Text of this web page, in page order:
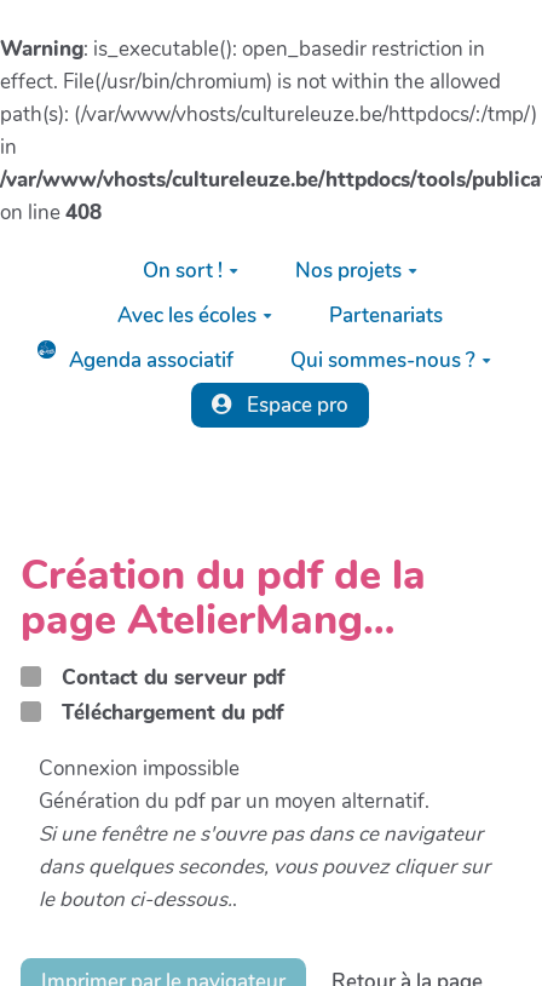
Warning: is_executable(): open_basedir restriction in
effect. File(/usr/bin/chromium) is not within the allowed
path(s): (/var/www/vhosts/cultureleuze.be/httpdocs/:/tmp/)
in
/var/www/vhosts/cultureleuze.be/httpdocs/tools/
on line408
Aller au contenu principal
On sort !
Nos projets
Avec les écoles
Partenariats
Agenda associatif
Qui sommes-nous ?
Espace pro
Création du pdf de la
page AtelierMang…
Contact du serveur pdf
Téléchargement du pdf
Connexion impossible
Génération du pdf par un moyen alternatif.
Si une fenêtre ne s'ouvre pas dans ce navigateur
dans quelques secondes, vous pouvez cliquer sur
le bouton ci-dessous..